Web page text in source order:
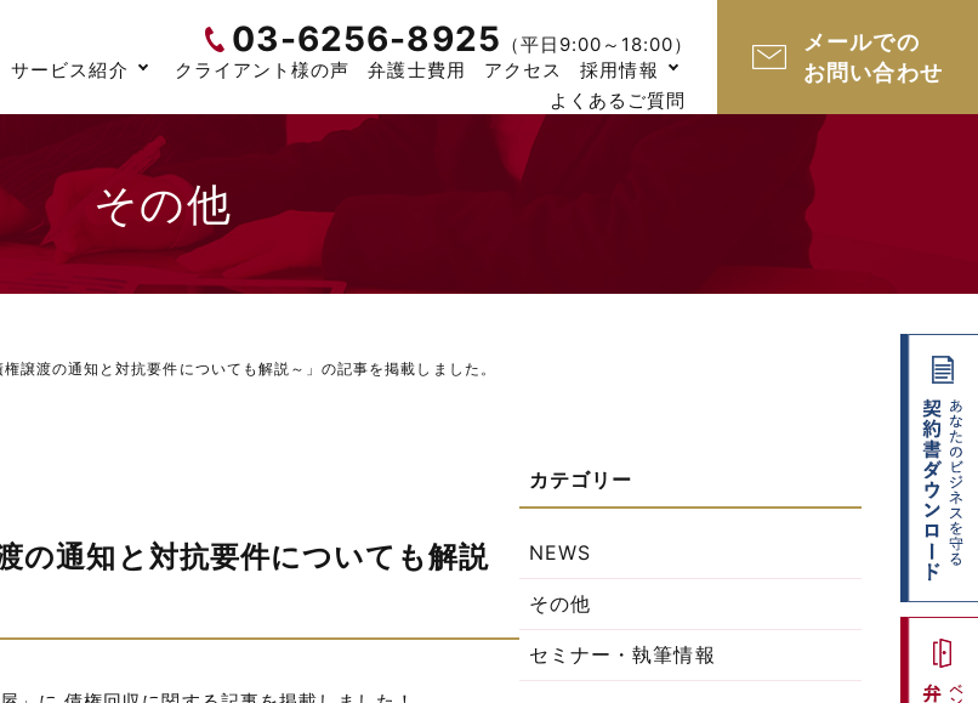
サービス紹介 クライアント様の声 弁護士費用 アクセス
採用情報
よくあるご質問
03-6256-8925 （平日9:00～18:00）
メールでの
お問い合わせ
その他
譲渡の通知と対抗要件についても解説～」の記事を掲載しました。
の通知と対抗要件についても解説
NEWS
その他
セミナー・執筆情報